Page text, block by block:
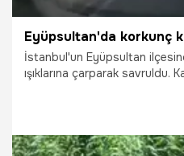
İstanbul'un Eyüpsultan
ışıklarına çarparak savruldu.